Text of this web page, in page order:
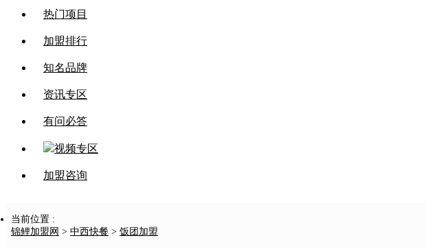
热门项目
加盟排行
知名品牌
资讯专区
有问必答
视频专区
加盟咨询
当前位置 :
锦鲤加盟网 > 中西快餐 > 饭团加盟